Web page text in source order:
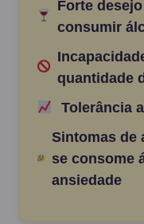
Forte
consumir
quantidade
Tolerância
Sintomas de
se consome
ansiedade